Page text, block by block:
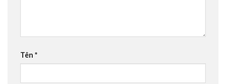
Tên *